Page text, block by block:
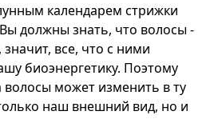
календарем стрижки
должны знать, что волосы -
все, что с ними
биоэнергетику. Поэтому
может изменить в ту
наш внешний вид, но и